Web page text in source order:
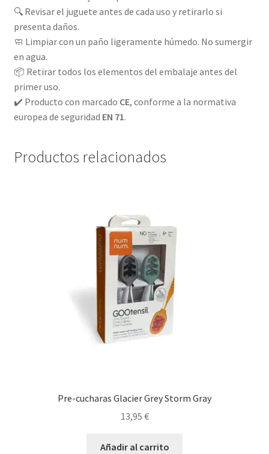
🔍 Revisar el juguete antes de cada uso y retirarlo si
presenta daños.
🧼 Limpiar con un paño ligeramente húmedo. No sumergir
en agua.
📦 Retirar todos los elementos del embalaje antes del
primer uso.
✔️ Producto con marcado CE, conforme a la normativa
europea de seguridad EN 71.
Productos relacionados
Pre-cucharas Glacier Grey Storm Gray
13,95 €
Añadir al carrito